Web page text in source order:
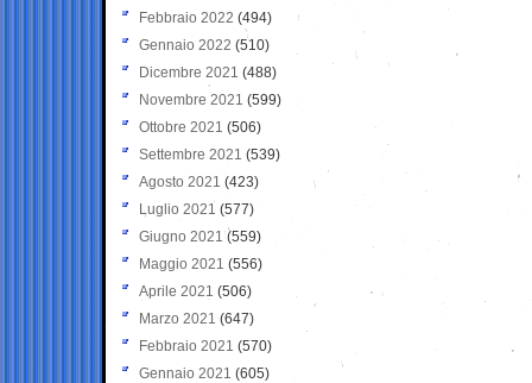
Febbraio 2022 (494)
Gennaio 2022 (510)
Dicembre 2021 (488)
Novembre 2021 (599)
Ottobre 2021 (506)
Settembre 2021 (539)
Agosto 2021 (423)
Luglio 2021 (577)
Giugno 2021(559)
Maggio 2021 (556)
Aprile 2021 (506)
Marzo 2021 (647)
Febbraio 2021 (570)
Gennaio 2021 (605)